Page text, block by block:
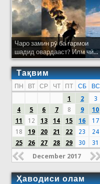
Чаро замин рӯ ба гармои
шадид овардааст? Илм чӣ...
Тақвим
ПН ВТ СР ЧТ ПТ СБ
ВС
1
2
3
4
5 6 7 8 9
10
11
12 13 14 15 16
17
18
19 20 21 22 23
24
25
26 27 28 29 30 31
December 2017
Ҳаводиси олам